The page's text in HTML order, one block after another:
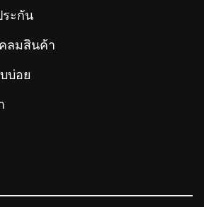
ระกัน
คลมสินค้า
บ่อย